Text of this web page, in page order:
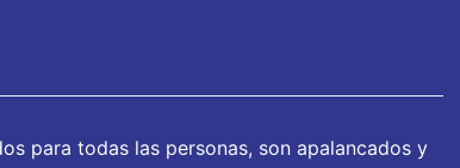
para todas las personas, son apalancados y